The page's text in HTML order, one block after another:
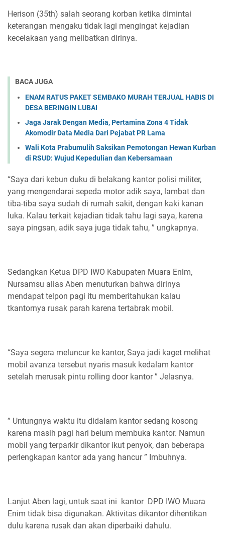
Herison (35th) salah seorang korban ketika dimintai
keterangan mengaku tidak lagi mengingat kejadian
kecelakaan yang melibatkan dirinya.
BACA JUGA
ENAM RATUS PAKET SEMBAKO MURAH TERJUAL HABIS DI
DESA BERINGIN LUBAI
Jaga Jarak Dengan Media, Pertamina Zona 4 Tidak
Akomodir Data Media Dari Pejabat PR Lama
Wali Kota Prabumulih Saksikan Pemotongan Hewan Kurban
di RSUD: Wujud Kepedulian dan Kebersamaan
“Saya dari kebun duku di belakang kantor polisi militer,
yang mengendarai sepeda motor adik saya, lambat dan
tiba-tiba saya sudah di rumah sakit, dengan kaki kanan
luka. Kalau terkait kejadian tidak tahu lagi saya, karena
saya pingsan, adik saya juga tidak tahu, ” ungkapnya.
Sedangkan Ketua DPD IWO Kabupaten Muara Enim,
Nursamsu alias Aben menuturkan bahwa dirinya
mendapat telpon pagi itu memberitahukan kalau
tkantornya rusak parah karena tertabrak mobil.
“Saya segera meluncur ke kantor, Saya jadi kaget melihat
mobil avanza tersebut nyaris masuk kedalam kantor
setelah merusak pintu rolling door kantor ” Jelasnya.
” Untungnya waktu itu didalam kantor sedang kosong
karena masih pagi hari belum membuka kantor. Namun
mobil yang terparkir dikantor ikut penyok, dan beberapa
perlengkapan kantor ada yang hancur ” Imbuhnya.
Lanjut Aben lagi, untuk saat ini kantor DPD IWO Muara
Enim tidak bisa digunakan. Aktivitas dikantor dihentikan
dulu karena rusak dan akan diperbaiki dahulu.